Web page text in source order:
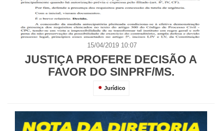
15/04/2019 10:07
JUSTIÇA PROFERE DECISÃO A
FAVOR DO SINPRF/MS.
Jurídico